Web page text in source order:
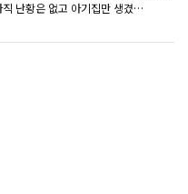
난황은 없고 아기집만 생겼다
정하자고 하시던데 꼭 난황이
원 한곳만 가봤는데 다른 곳